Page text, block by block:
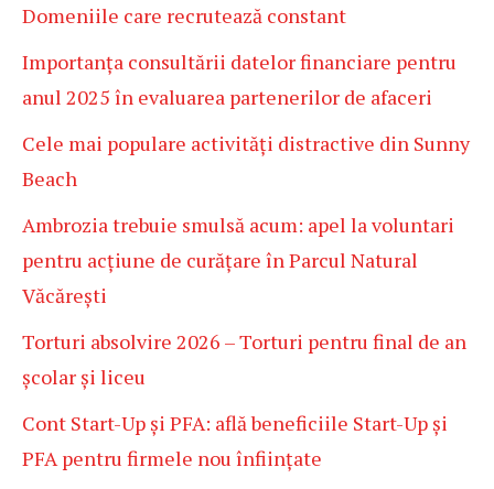
Domeniile care recrutează constant
Importanța consultării datelor financiare pentru
anul 2025 în evaluarea partenerilor de afaceri
Cele mai populare activități distractive din Sunny
Beach
Ambrozia trebuie smulsă acum: apel la voluntari
pentru acțiune de curățare în Parcul Natural
Văcărești
Torturi absolvire 2026 – Torturi pentru final de an
școlar și liceu
Cont Start-Up și PFA: află beneficiile Start-Up și
PFA pentru firmele nou înființate